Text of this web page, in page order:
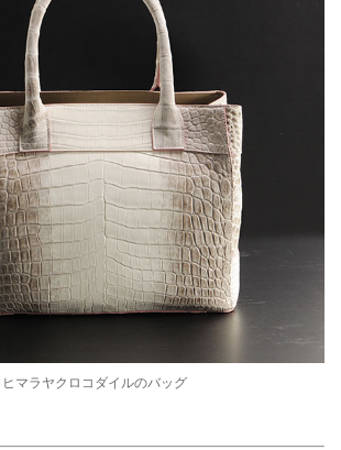
ヒマラヤクロコダイルのバッグ